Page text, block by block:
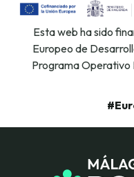
Esta web ha sido
Europeo de
Programa Operativo